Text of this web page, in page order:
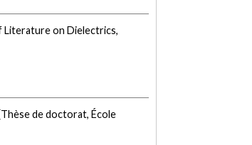
Literature on Dielectrics,
[Thèse de doctorat, École